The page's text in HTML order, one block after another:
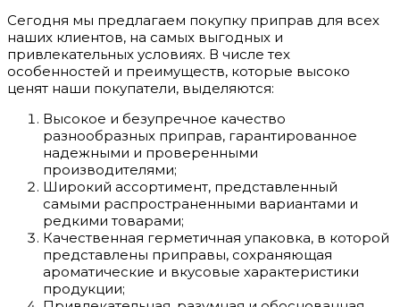
Сегодня мы предлагаем покупку приправ для всех
наших клиентов, на самых выгодных и
привлекательных условиях. В числе тех
особенностей и преимуществ, которые высоко
ценят наши покупатели, выделяются:
Высокое и безупречное качество
разнообразных приправ, гарантированное
надежными и проверенными
производителями;
Широкий ассортимент, представленный
самыми распространенными вариантами и
редкими товарами;
Качественная герметичная упаковка, в которой
представлены приправы, сохраняющая
ароматические и вкусовые характеристики
продукции;